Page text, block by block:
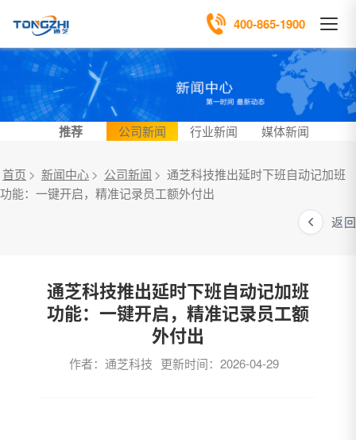
400-865-1900
推荐 公司新闻 行业新闻 媒体新闻
首页 > 新闻中心> 公司新闻 > 通芝科技推出延时下班自动记加班
功能：一键开启，精准记录员工额外付出
返回
通芝科技推出延时下班自动记加班
功能：一键开启，精准记录员工额
外付出
作者：通芝科技 更新时间：2026-04-29